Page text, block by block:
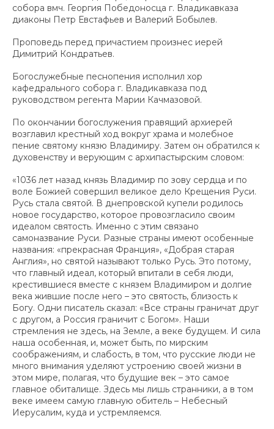
собора вмч. Георгия Победоносца г. Владикавказа
диаконы Петр Евстафьев и Валерий Бобылев.
Проповедь перед причастием произнес иерей
Димитрий Кондратьев.
Богослужебные песнопения исполнил хор
кафедрального собора г. Владикавказа под
руководством регента Марии Качмазовой.
По окончании богослужения правящий архиерей
возглавил крестный ход вокруг храма и молебное
пение святому князю Владимиру. Затем он обратился к
духовенству и верующим с архипастырским словом:
«1036 лет назад князь Владимир по зову сердца и по
воле Божией совершил великое дело Крещения Руси.
Русь стала святой. В днепровской купели родилось
новое государство, которое провозгласило своим
идеалом святость. Именно с этим связано
самоназвание Руси. Разные страны имеют особенные
названия: «прекрасная Франция», «Добрая старая
Англия», но святой называют только Русь. Это потому,
что главный идеал, который впитали в себя люди,
крестившиеся вместе с князем Владимиром и долгие
века жившие после него – это святость, близость к
Богу. Одни писатель сказал: «Все страны граничат друг
с другом, а Россия граничит с Богом». Наши
стремления не здесь, на Земле, а веке будущем. И сила
наша особенная, и, может быть, по мирским
соображениям, и слабость, в том, что русские люди не
много внимания уделяют устроению своей жизни в
этом мире, полагая, что будущие век – это самое
главное обиталище. Здесь мы лишь странники, а в том
веке имеем самую главную обитель – Небесный
Иерусалим, куда и устремляемся.